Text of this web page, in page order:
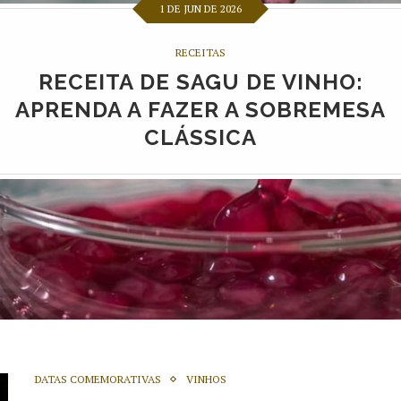
1 DE JUN DE 2026
RECEITAS
RECEITA DE SAGU DE VINHO:
APRENDA A FAZER A SOBREMESA
CLÁSSICA
DATAS COMEMORATIVAS VINHOS